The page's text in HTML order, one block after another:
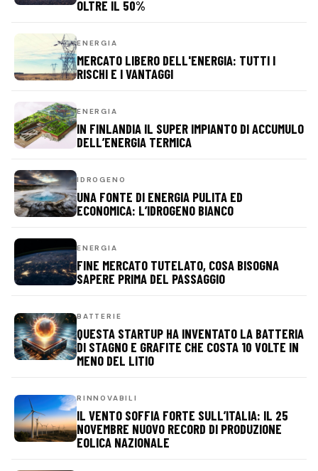
OLTRE IL 50%
ENERGIA
MERCATO LIBERO DELL'ENERGIA: TUTTI I
RISCHI E I VANTAGGI
ENERGIA
IN FINLANDIA IL SUPER IMPIANTO DI ACCUMULO
DELL’ENERGIA TERMICA
IDROGENO
UNA FONTE DI ENERGIA PULITA ED
ECONOMICA: L’IDROGENO BIANCO
ENERGIA
FINE MERCATO TUTELATO, COSA BISOGNA
SAPERE PRIMA DEL PASSAGGIO
BATTERIE
QUESTA STARTUP HA INVENTATO LA BATTERIA
DI STAGNO E GRAFITE CHE COSTA 10 VOLTE IN
MENO DEL LITIO
RINNOVABILI
IL VENTO SOFFIA FORTE SULL’ITALIA: IL 25
NOVEMBRE NUOVO RECORD DI PRODUZIONE
EOLICA NAZIONALE